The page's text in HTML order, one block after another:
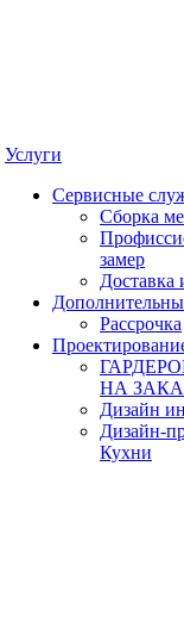
Услуги
Сервисные
Сборка
замер
Доставка
Рассрочка
НА
Дизайн
Дизайн-
Кухни